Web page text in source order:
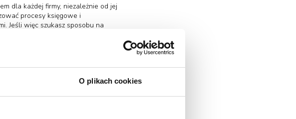
O plikach cookies
dla każdej firmy, niezależnie od jej
procesy księgowe i
Jeśli więc szukasz sposobu na